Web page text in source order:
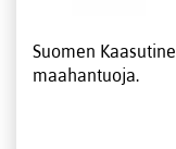
Suomen
maahantuoja.